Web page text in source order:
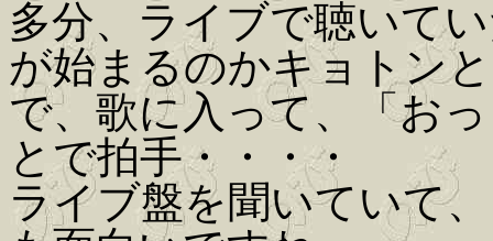
多分、ライブで聴いて
が始まるのかキョトン
で、歌に入って、「お
とで拍手・・・・
ライブ盤を聞いていて